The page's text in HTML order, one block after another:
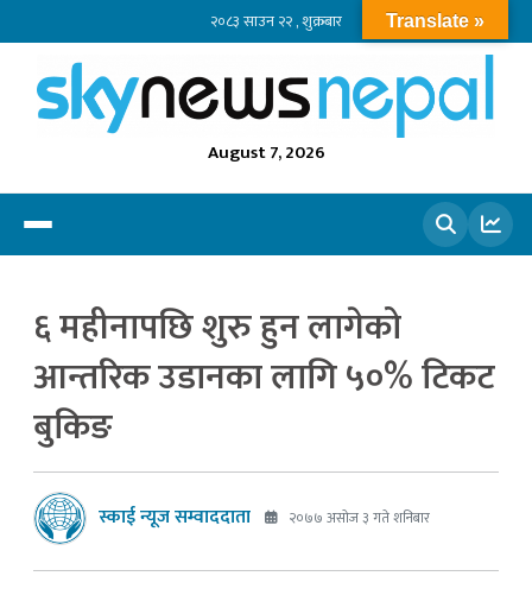
२०८३ साउन २२ , शुक्रबार
August 7, 2026
६ महीनापछि शुरु हुन लागेको
आन्तरिक उडानका लागि ५०% टिकट
बुकिङ
स्काई न्यूज सम्वाददाता २०७७ असोज ३ गते शनिबार
Translate »